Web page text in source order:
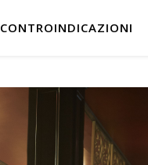
CONTROINDICAZIONI